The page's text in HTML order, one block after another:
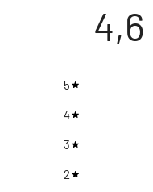
4,6
5
4
3
2